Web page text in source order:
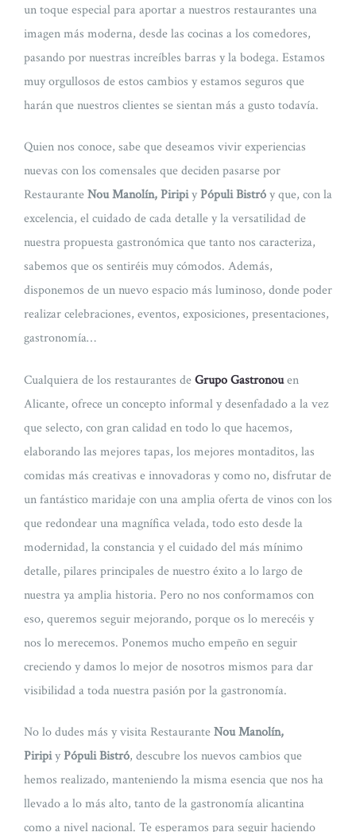
un toque especial para aportar a nuestros restaurantes una
imagen más moderna, desde las cocinas a los comedores,
pasando por nuestras increíbles barras y la bodega. Estamos
muy orgullosos de estos cambios y estamos seguros que
harán que nuestros clientes se sientan más a gusto todavía.
Quien nos conoce, sabe que deseamos vivir experiencias
nuevas con los comensales que deciden pasarse por
RestauranteNou Manolín, PiripiyPópuli Bistróy que, con la
excelencia, el cuidado de cada detalle y la versatilidad de
nuestra propuesta gastronómica que tanto nos caracteriza,
sabemos que os sentiréis muy cómodos. Además,
disponemos de un nuevo espacio más luminoso, donde poder
realizar celebraciones, eventos, exposiciones, presentaciones,
gastronomía…
Cualquiera de los restaurantes deGrupo Gastronouen
Alicante, ofrece un concepto informal y desenfadado a la vez
que selecto, con gran calidad en todo lo que hacemos,
elaborando las mejores tapas, los mejores montaditos, las
comidas más creativas e innovadoras y como no, disfrutar de
un fantástico maridaje con una amplia oferta de vinos con los
que redondear una magnífica velada, todo esto desde la
modernidad, la constancia y el cuidado del más mínimo
detalle, pilares principales de nuestro éxito a lo largo de
nuestra ya amplia historia. Pero no nos conformamos con
eso, queremos seguir mejorando, porque os lo merecéis y
nos lo merecemos. Ponemos mucho empeño en seguir
creciendo y damos lo mejor de nosotros mismos para dar
visibilidad a toda nuestra pasión por la gastronomía.
No lo dudes más y visita RestauranteNou Manolín,
PiripiyPópuli Bistró, descubre los nuevos cambios que
hemos realizado, manteniendo la misma esencia que nos ha
llevado a lo más alto, tanto de la gastronomía alicantina
como a nivel nacional. Te esperamos para seguir haciendo